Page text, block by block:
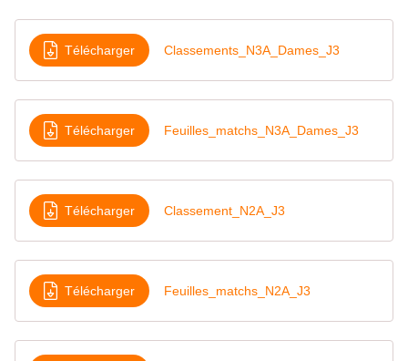
Télécharger Classements_N3A_Dames_J3
Télécharger Feuilles_matchs_N3A_Dames_J3
Télécharger Classement_N2A_J3
Télécharger Feuilles_matchs_N2A_J3